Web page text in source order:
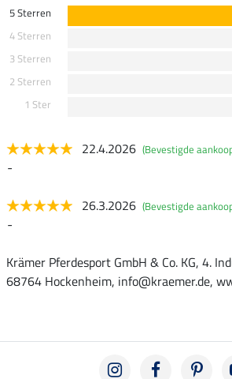
5 Sterren
4 Sterren
3 Sterren
2 Sterren
1 Ster
22.4.2026 (Bevestigde
-
26.3.2026 (Bevestigde
-
Krämer Pferdesport GmbH & Co. KG, 4.
68764 Hockenheim, info@kraemer.de,